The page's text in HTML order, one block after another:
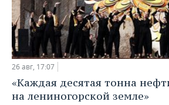
26 авг, 17:07
«Каждая десятая тонна
на лениногорской земле»